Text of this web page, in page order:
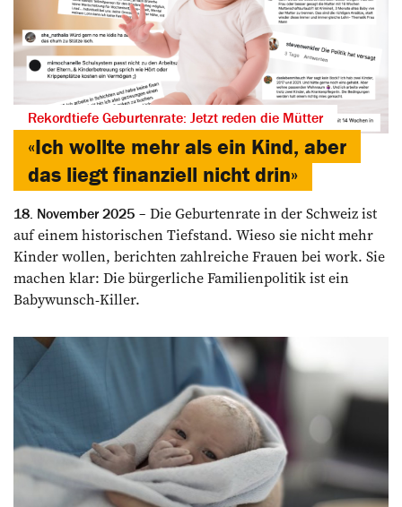
Rekordtiefe Geburtenrate: Jetzt reden die Mütter
«Ich wollte mehr als ein Kind, aber
das liegt finanziell nicht drin»
18. November 2025
Die Geburtenrate in der Schweiz ist
auf einem historischen Tiefstand. Wieso sie nicht mehr
Kinder wollen, berichten zahlreiche Frauen bei work. Sie
machen klar: Die bürgerliche Familienpolitik ist ein
Babywunsch-Killer.